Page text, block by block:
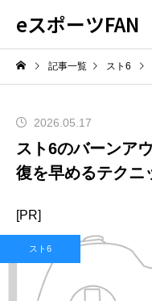
eスポーツFAN
記事一覧 スト6
2026.05.17
スト6のバーンア
復を早めるテクニ
[PR]
スト6